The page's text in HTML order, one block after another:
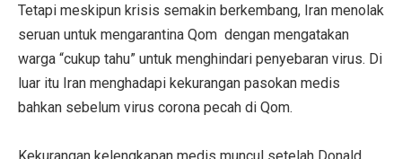
Tetapi meskipun krisis semakin berkembang, Iran menolak
seruan untuk mengarantina Qom dengan mengatakan
warga “cukup tahu” untuk menghindari penyebaran virus. Di
luar itu Iran menghadapi kekurangan pasokan medis
bahkan sebelum virus corona pecah di Qom.